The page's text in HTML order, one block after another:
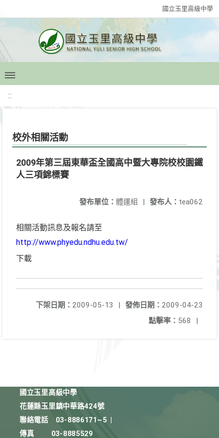
國立玉里高級中學
:::
校外相關活動
2009年第三屆東華盃全國高中暨大專院校校園鐵
人三項錦標賽
發布人： tea062
發布單位： 體運組 |
相關活動訊息及報名請至
http://www.phyedu.ndhu.edu.tw/
下載
發佈日期： 2009-04-23
下架日期： 2009-05-13
|
點擊率： 568 |
國立玉里高級中學
花蓮縣玉里鎮中華路424號
聯絡電話
03-8886171~5
傳真
03-8885529